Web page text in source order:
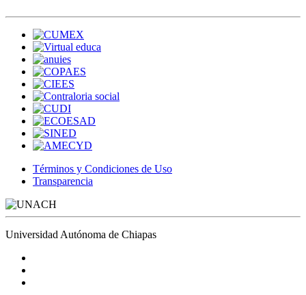
Términos y Condiciones de Uso
Transparencia
Universidad Autónoma de Chiapas